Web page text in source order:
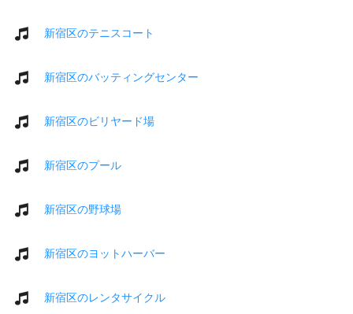
新宿区のテニスコート
新宿区のバッティングセンター
新宿区のビリヤード場
新宿区のプール
新宿区の野球場
新宿区のヨットハーバー
新宿区のレンタサイクル